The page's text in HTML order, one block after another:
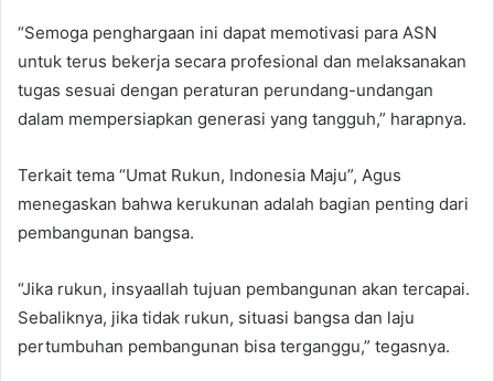
“Semoga penghargaan ini dapat memotivasi para ASN
untuk terus bekerja secara profesional dan melaksanakan
tugas sesuai dengan peraturan perundang-undangan
dalam mempersiapkan generasi yang tangguh,” harapnya.
Terkait tema “Umat Rukun, Indonesia Maju”, Agus
menegaskan bahwa kerukunan adalah bagian penting dari
pembangunan bangsa.
“Jika rukun, insyaallah tujuan pembangunan akan tercapai.
Sebaliknya, jika tidak rukun, situasi bangsa dan laju
pertumbuhan pembangunan bisa terganggu,” tegasnya.